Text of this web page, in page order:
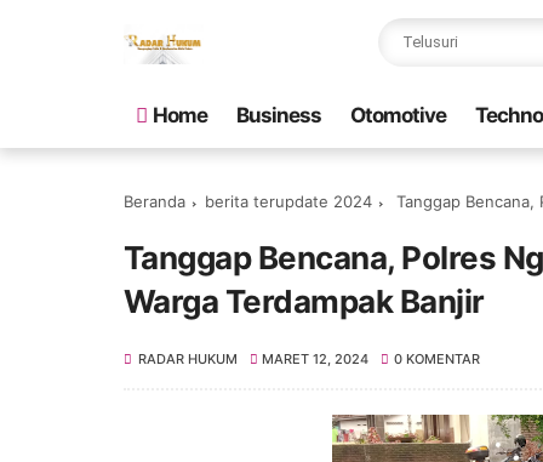
Home Business Otomotive
Beranda berita terupdate 2024 Tanggap Bencana,
Tanggap Bencana, Polres
Warga Terdampak Banjir
RADAR HUKUM MARET 12, 2024 0 KOMENTAR